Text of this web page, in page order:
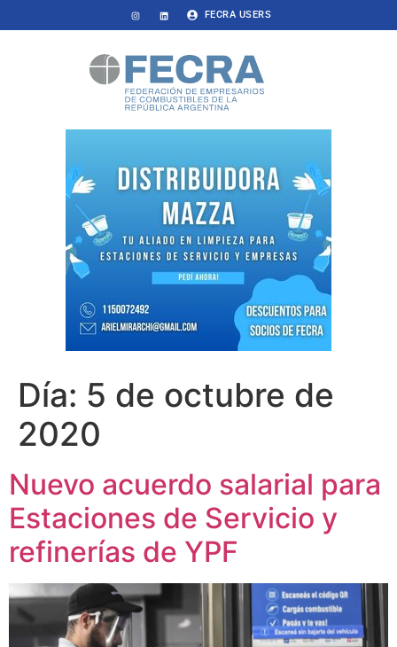
FECRA USERS
Día: 5 de octubre de
2020
Nuevo acuerdo salarial para
Estaciones de Servicio y
refinerías de YPF